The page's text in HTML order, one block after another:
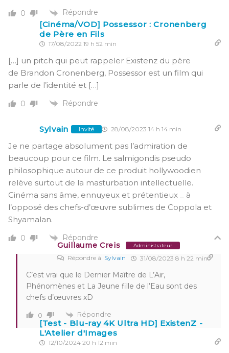
0 Répondre
[Cinéma/VOD] Possessor : Cronenberg
de Père en Fils
17/08/2022 19 h 52 min
[…] un pitch qui peut rappeler Existenz du père
de Brandon Cronenberg, Possessor est un film qui
parle de l’identité et […]
0 Répondre
Sylvain Invité 28/08/2023 14 h 14 min
Je ne partage absolument pas l’admiration de
beaucoup pour ce film. Le salmigondis pseudo
philosophique autour de ce produit hollywoodien
relève surtout de la masturbation intellectuelle.
Cinéma sans âme, ennuyeux et prétentieux _ à
l’opposé des chefs-d’œuvre sublimes de Coppola et
Shyamalan.
0
Répondre
Guillaume Creis
Administrateur
Répondre à Sylvain 31/08/2023 8 h 22 min
C’est vrai que le Dernier Maître de L’Air,
Phénomènes et La Jeune fille de l’Eau sont des
chefs d’œuvres xD
0 Répondre
[Test - Blu-ray 4K Ultra HD] ExistenZ -
L'Atelier d'Images
12/10/2024 20 h 12 min